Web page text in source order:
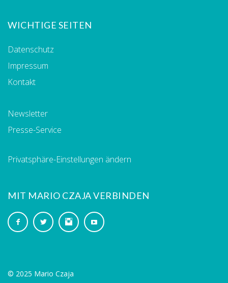
WICHTIGE SEITEN
Datenschutz
Impressum
Kontakt
Newsletter
Presse-Service
Privatsphäre-Einstellungen ändern
MIT MARIO CZAJA VERBINDEN
© 2025 Mario Czaja